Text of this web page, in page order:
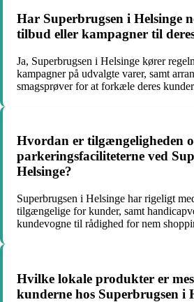
Har Superbrugsen i Helsinge
tilbud eller kampagner til
Ja, Superbrugsen i Helsinge kører
kampagner på udvalgte varer, samt
smagsprøver for at forkæle deres
Hvordan er tilgængeligheden
parkeringsfaciliteterne ved
Helsinge?
Superbrugsen i Helsinge har rigeligt
tilgængelige for kunder, samt
kundevogne til rådighed for nem
Hvilke lokale produkter er
kunderne hos Superbrugsen i